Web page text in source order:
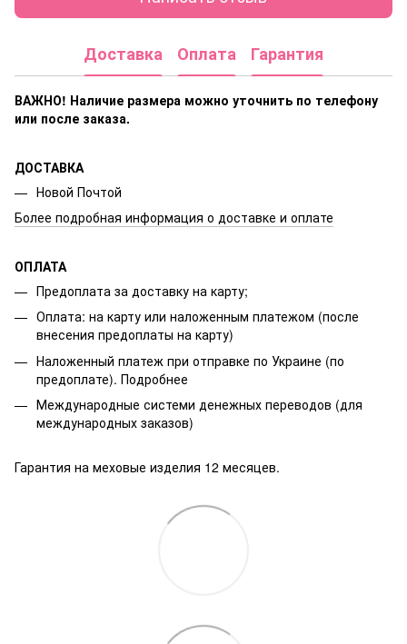
Доставка Оплата Гарантия
ВАЖНО! Наличие размера можно уточнить по телефону
или после заказа.
ДОСТАВКА
Новой Почтой
Более подробная информация о доставке и оплате
ОПЛАТА
Предоплата за доставку на карту;
Оплата: на карту или наложенным платежом (после
внесения предоплаты на карту)
Наложенный платеж при отправке по Украине (по
предоплате). Подробнее
Международные системи денежных переводов (для
международных заказов)
Гарантия на меховые изделия 12 месяцев.